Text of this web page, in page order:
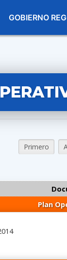
GOBIERNO
Primero
Plan